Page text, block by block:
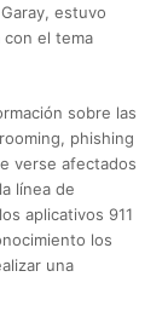
estuvo
el tema
sobre las
phishing
verse afectados
línea de
aplicativos 911
los
una